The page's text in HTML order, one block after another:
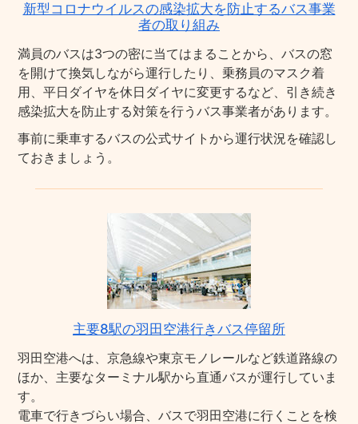
新型コロナウイルスの感染拡大を防止するバス事業
者の取り組み
満員のバスは3つの密に当てはまることから、バスの窓
を開けて換気しながら運行したり、乗務員のマスク着
用、平日ダイヤを休日ダイヤに変更するなど、引き続き
感染拡大を防止する対策を行うバス事業者があります。
事前に乗車するバスの公式サイトから運行状況を確認し
ておきましょう。
主要8駅の羽田空港行きバス停留所
羽田空港へは、京急線や東京モノレールなど鉄道路線の
ほか、主要なターミナル駅から直通バスが運行していま
す。
電車で行きづらい場合、バスで羽田空港に行くことを検